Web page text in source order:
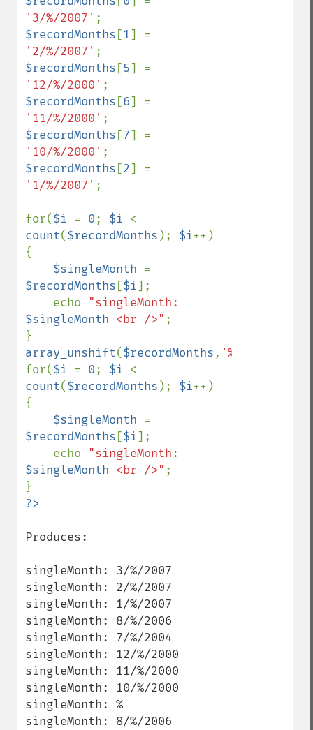
'3/%/2007'
$recordMonths [1
'2/%/2007'
$recordMonths [5
'12/%/2000'
$recordMonths [6
'11/%/2000'
$recordMonths [7
'10/%/2000'
$recordMonths [2
'1/%/2007' ;
for($i = 0; $i
count($recordMonths ); $i++)
{
$singleMonth
$recordMonths [$i];
    echo
$singleMonth <br />" ;
array_unshift($recordMonths, '%'
for($i = 0; $i
count($recordMonths ); $i++)
{
$singleMonth
$recordMonths [$i];
    echo
$singleMonth <br />" ;
Produces:
singleMonth: 3/%/2007
singleMonth: 2/%/2007
singleMonth: 1/%/2007
singleMonth: 8/%/2006
singleMonth: 7/%/2004
singleMonth: 12/%/2000
singleMonth: 11/%/2000
singleMonth: 10/%/2000
singleMonth: %
singleMonth: 8/%/2006